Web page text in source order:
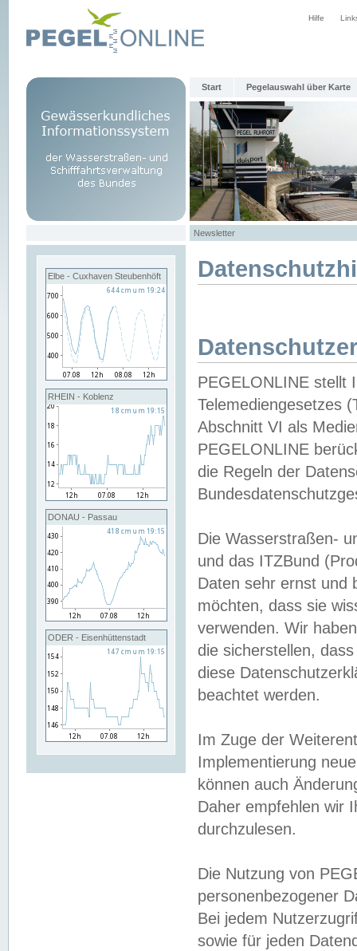
Hilfe
Start Pegelauswahl über Karte
Newsletter
Elbe - Cuxhaven Steubenhöft
RHEIN - Koblenz
DONAU - Passau
ODER - Eisenhüttenstadt
PEGELONLINE stellt
Telemediengesetzes
Abschnitt VI als
PEGELONLINE
die Regeln der
Die Wasserstraßen-
und das ITZBund
Daten sehr ernst und
möchten, dass sie
verwenden. Wir
die sicherstellen,
diese
beachtet werden.
Im Zuge der
Implementierung
können auch
Daher empfehlen wir
durchzulesen.
Die Nutzung von
personenbezogener
Bei jedem
sowie für jeden